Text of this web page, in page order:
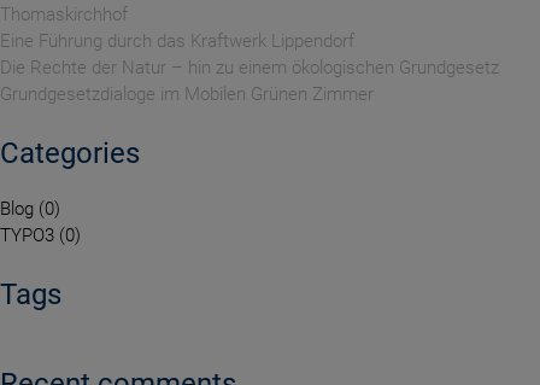
Thomaskirchhof
Eine Führung durch das Kraftwerk Lippendorf
Die Rechte der Natur – hin zu einem ökologischen Grundgesetz
Grundgesetzdialoge im Mobilen Grünen Zimmer
Categories
Blog
0
TYPO3 0
Tags